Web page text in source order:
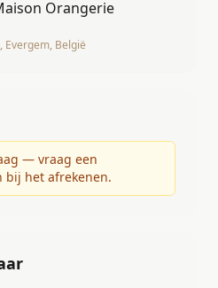
Orangerie
Evergem, België
— vraag een
bij het afrekenen.